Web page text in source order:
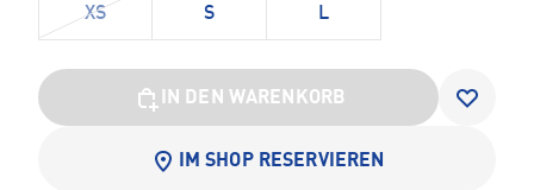
XS S L
IN DEN WARENKORB
IM SHOP RESERVIEREN